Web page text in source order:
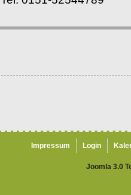
Impressum Login
Joomla 3.0